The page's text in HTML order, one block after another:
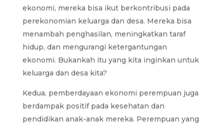
ekonomi, mereka bisa ikut berkontribusi pada
perekonomian keluarga dan desa. Mereka bisa
menambah penghasilan, meningkatkan taraf
hidup, dan mengurangi ketergantungan
ekonomi. Bukankah itu yang kita inginkan untuk
keluarga dan desa kita?
Kedua, pemberdayaan ekonomi perempuan juga
berdampak positif pada kesehatan dan
pendidikan anak-anak mereka. Perempuan yang